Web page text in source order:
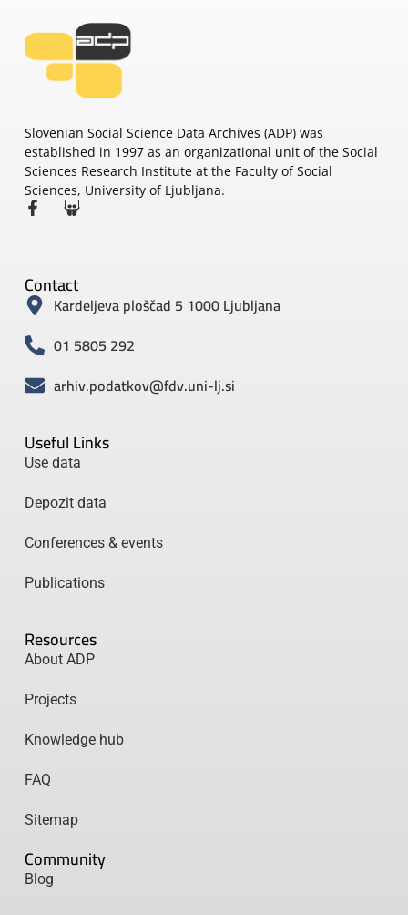
Slovenian Social Science Data Archives (ADP) was
established in 1997 as an organizational unit of the Social
Sciences Research Institute at the Faculty of Social
Sciences, University of Ljubljana.
Useful Links
Use data
Depozit data
Conferences & events
Publications
Resources
About ADP
Projects
Knowledge hub
FAQ
Sitemap
Community
Blog
Contact
Kardeljeva ploščad 5 1000 Ljubljana
01 5805 292
arhiv.podatkov@fdv.uni-lj.si